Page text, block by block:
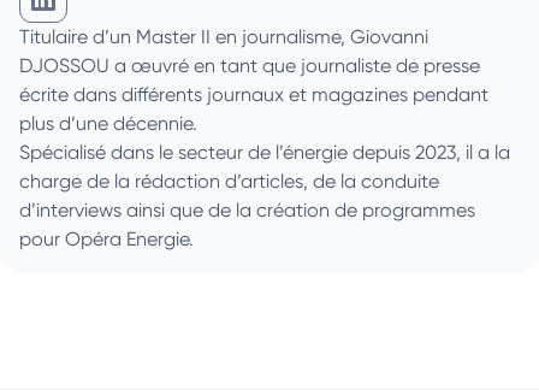
Giovanni Djossou sur Linkedin
Titulaire d’un Master II en journalisme, Giovanni
DJOSSOU a œuvré en tant que journaliste de presse
écrite dans différents journaux et magazines pendant
plus d’une décennie.
Spécialisé dans le secteur de l’énergie depuis 2023, il a la
charge de la rédaction d’articles, de la conduite
d’interviews ainsi que de la création de programmes
pour Opéra Energie.